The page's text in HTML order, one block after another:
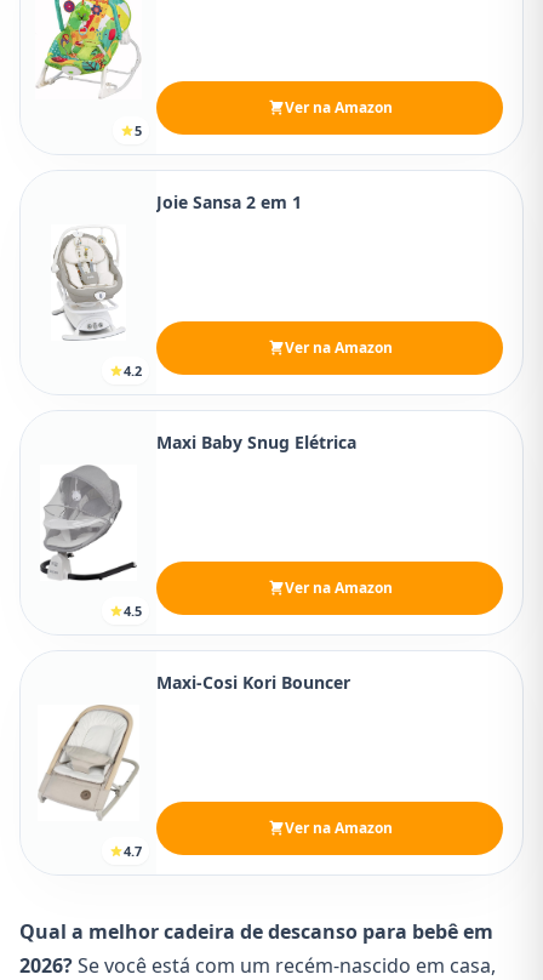
5
Ver na Amazon
4.2
Joie Sansa 2 em 1
Ver na Amazon
4.5
Maxi Baby Snug Elétrica
Ver na Amazon
4.7
Maxi-Cosi Kori Bouncer
Ver na Amazon
Qual a melhor cadeira de descanso para bebê em
2026?Se você está com um recém-nascido em casa,